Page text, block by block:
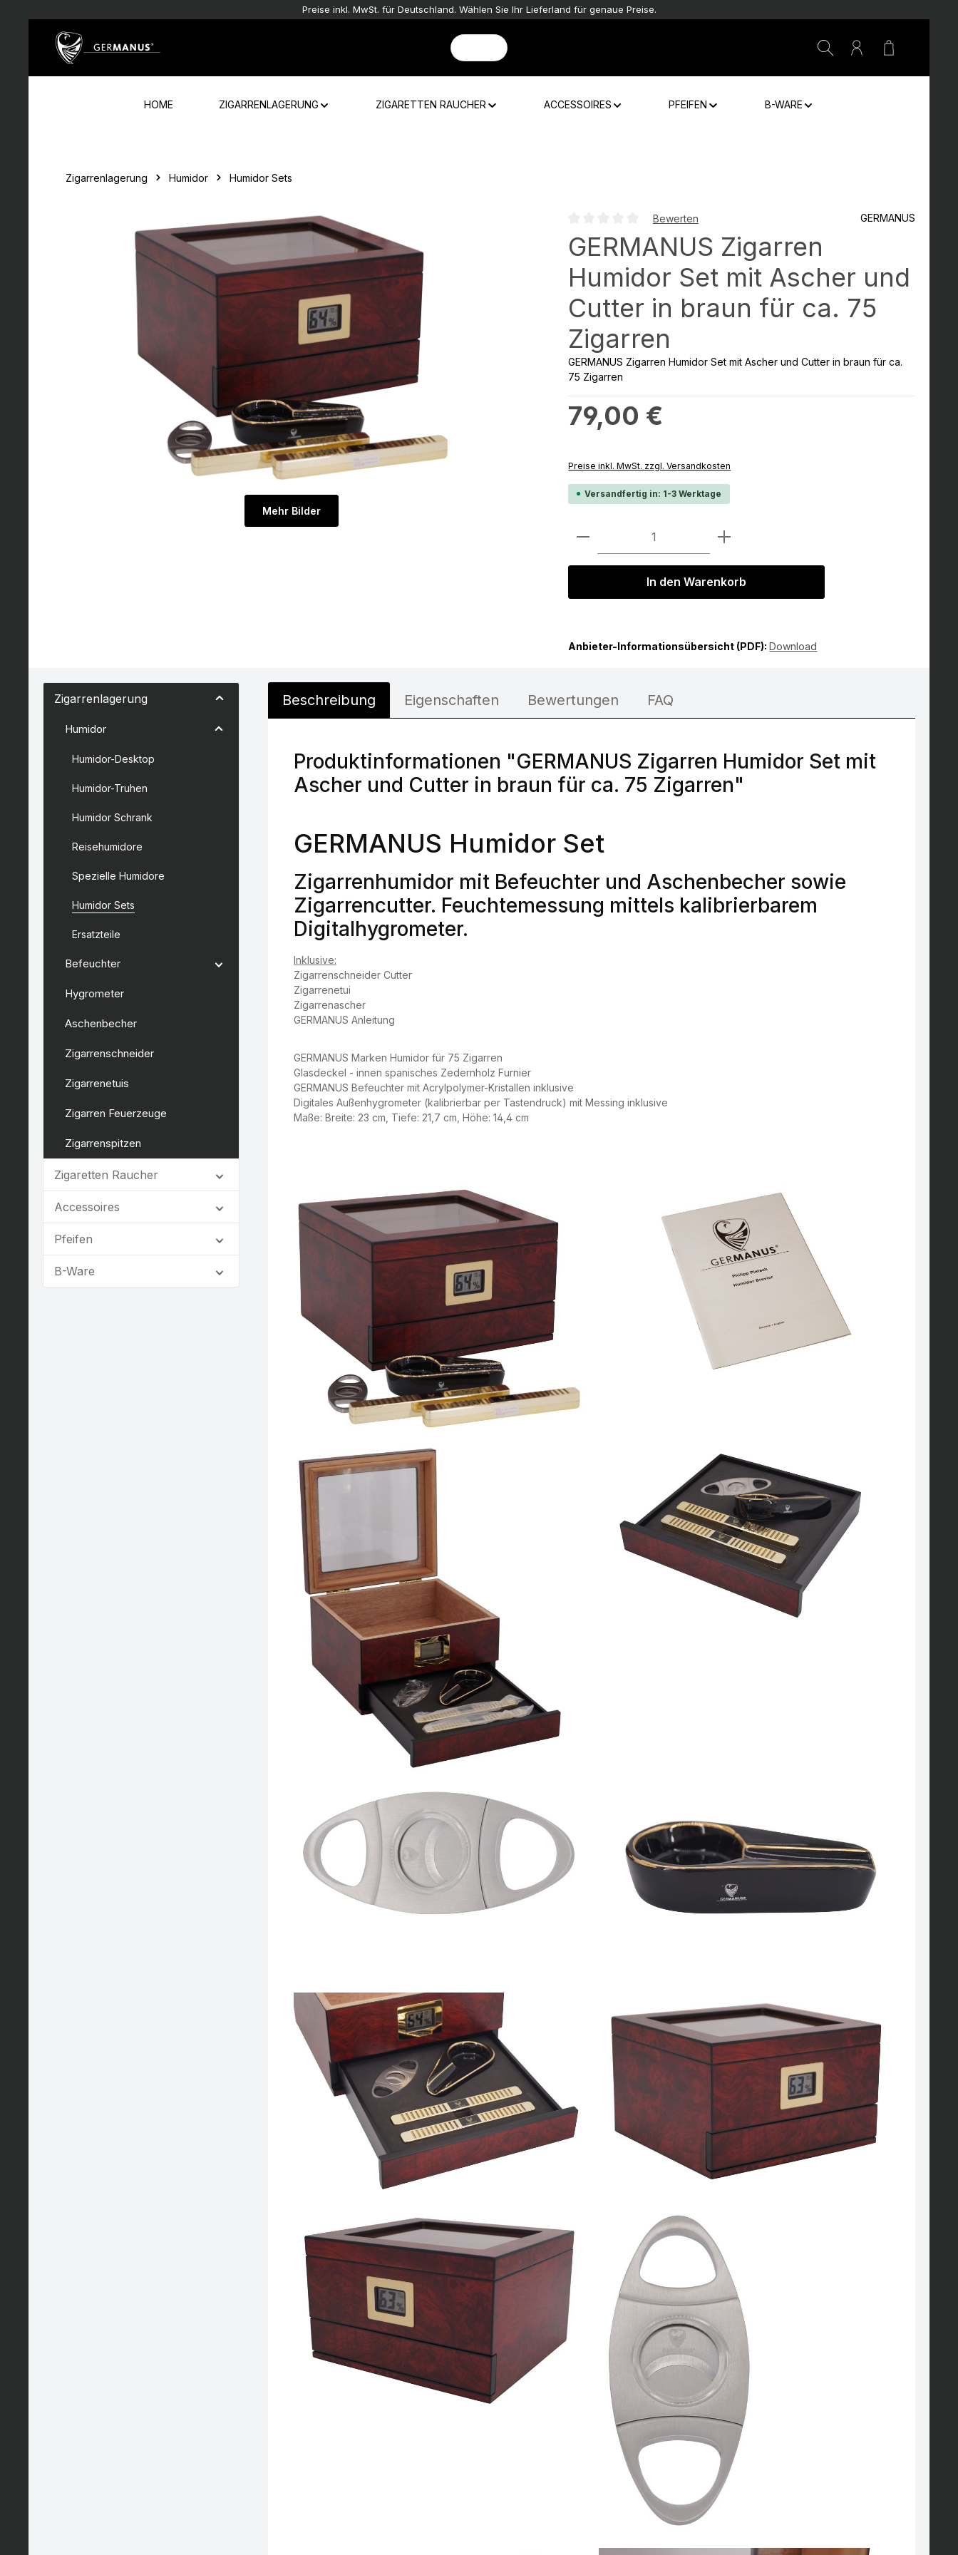
Preise inkl. MwSt. für Deutschland. Wählen Sie Ihr Lieferland für genaue Preise.
Warenkorb
HOME ZIGARRENLAGERUNG ZIGARETTEN RAUCHER ACCESSOIRES PFEIFEN B-WARE
Zigarrenlagerung Humidor Humidor Sets
Mehr Bilder
Bewerten GERMANUS
GERMANUS Zigarren
Humidor Set mit Ascher und
Cutter in braun für ca. 75
Zigarren
GERMANUS Zigarren Humidor Set mit Ascher und Cutter in braun für ca.
75 Zigarren
79,00 €
Preise inkl. MwSt. zzgl. Versandkosten
Versandfertig in: 1-3 Werktage
Produkt Anzahl: Gib den gewünschten Wert
In den Warenkorb
Anbieter-Informationsübersicht (PDF):Download
Zigarrenlagerung
Humidor
Humidor-Desktop
Humidor-Truhen
Humidor Schrank
Reisehumidore
Spezielle Humidore
Humidor Sets
Ersatzteile
Befeuchter
Hygrometer
Aschenbecher
Zigarrenschneider
Zigarrenetuis
Zigarren Feuerzeuge
Zigarrenspitzen
Zigaretten Raucher
Accessoires
Pfeifen
B-Ware
Beschreibung Eigenschaften Bewertungen FAQ
Produktinformationen "GERMANUS Zigarren Humidor Set mit
Ascher und Cutter in braun für ca. 75 Zigarren"
GERMANUS Humidor Set
Zigarrenhumidor mit Befeuchter und Aschenbecher sowie
Zigarrencutter. Feuchtemessung mittels kalibrierbarem
Digitalhygrometer.
Inklusive:
Zigarrenschneider Cutter
Zigarrenetui
Zigarrenascher
GERMANUS Anleitung
GERMANUS Marken Humidor für 75 Zigarren
Glasdeckel - innen spanisches Zedernholz Furnier
GERMANUS Befeuchter mit Acrylpolymer-Kristallen inklusive
Digitales Außenhygrometer (kalibrierbar per Tastendruck) mit Messing inklusive
Maße: Breite: 23 cm, Tiefe: 21,7 cm, Höhe: 14,4 cm